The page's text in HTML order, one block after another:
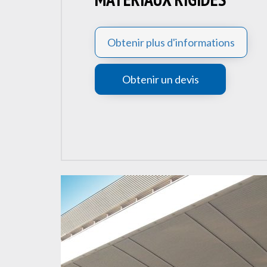
Obtenir plus d'informations
Obtenir un devis